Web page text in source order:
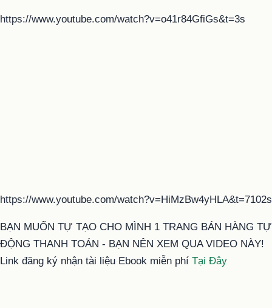
https://www.youtube.com/watch?v=o41r84GfiGs&t=3s
https://www.youtube.com/watch?v=HiMzBw4yHLA&t=7102s
BẠN MUỐN TỰ TẠO CHO MÌNH 1 TRANG BÁN HÀNG TỰ
ĐỘNG THANH TOÁN - BẠN NÊN XEM QUA VIDEO NÀY!
Link đăng ký nhận tài liệu Ebook miễn phí Tại Đây